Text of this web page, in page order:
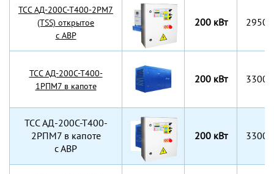
TCC АД-200С-Т400-2РМ7
(TSS) открытое
с АВР
200 кВт
TCC АД-200С-Т400-
1РПМ7 в капоте
200 кВт
TCC АД-200С-Т400-
2РПМ7 в капоте
с АВР
200 кВт